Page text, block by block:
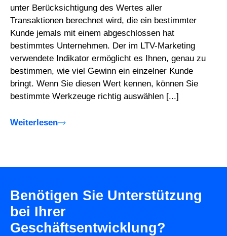
unter Berücksichtigung des Wertes aller
Transaktionen berechnet wird, die ein bestimmter
Kunde jemals mit einem abgeschlossen hat
bestimmtes Unternehmen. Der im LTV-Marketing
verwendete Indikator ermöglicht es Ihnen, genau zu
bestimmen, wie viel Gewinn ein einzelner Kunde
bringt. Wenn Sie diesen Wert kennen, können Sie
bestimmte Werkzeuge richtig auswählen [...]
Weiterlesen
Benötigen Sie Unterstützung
bei Ihrer
Geschäftsentwicklung?